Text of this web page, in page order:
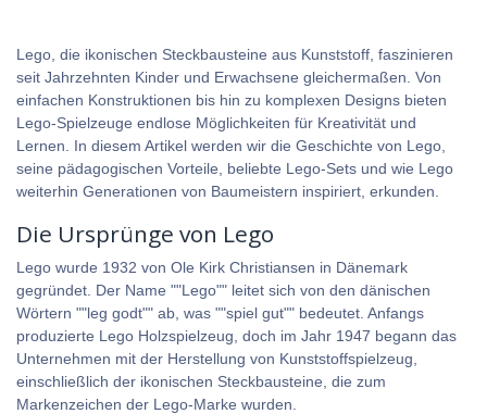
Lego, die ikonischen Steckbausteine aus Kunststoff, faszinieren
seit Jahrzehnten Kinder und Erwachsene gleichermaßen. Von
einfachen Konstruktionen bis hin zu komplexen Designs bieten
Lego-Spielzeuge endlose Möglichkeiten für Kreativität und
Lernen. In diesem Artikel werden wir die Geschichte von Lego,
seine pädagogischen Vorteile, beliebte Lego-Sets und wie Lego
weiterhin Generationen von Baumeistern inspiriert, erkunden.
Die Ursprünge von Lego
Lego wurde 1932 von Ole Kirk Christiansen in Dänemark
gegründet. Der Name ""Lego"" leitet sich von den dänischen
Wörtern ""leg godt"" ab, was ""spiel gut"" bedeutet. Anfangs
produzierte Lego Holzspielzeug, doch im Jahr 1947 begann das
Unternehmen mit der Herstellung von Kunststoffspielzeug,
einschließlich der ikonischen Steckbausteine, die zum
Markenzeichen der Lego-Marke wurden.